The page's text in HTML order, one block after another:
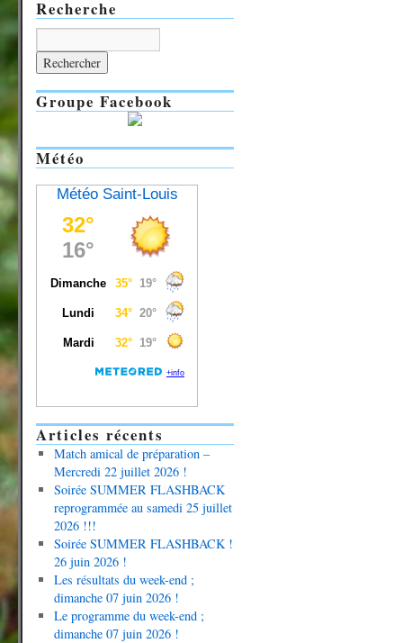
Recherche
Groupe Facebook
Météo
Météo Saint-Louis
Articles récents
Match amical de préparation –
Mercredi 22 juillet 2026 !
Soirée SUMMER FLASHBACK
reprogrammée au samedi 25 juillet
2026 !!!
Soirée SUMMER FLASHBACK !
26 juin 2026 !
Les résultats du week-end ;
dimanche 07 juin 2026 !
Le programme du week-end ;
dimanche 07 juin 2026 !